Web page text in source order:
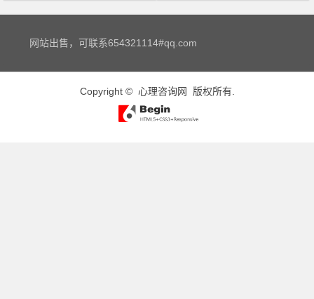
文章导航
网站出售，可联系654321114#qq.com
Copyright © 心理咨询网 版权所有.